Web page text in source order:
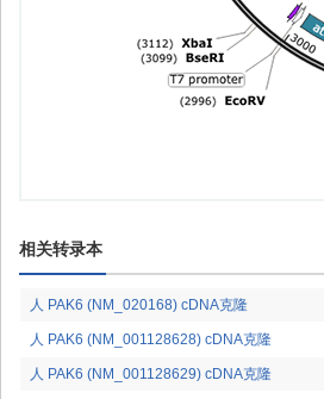
相关转录本
人 PAK6 (NM_020168) cDNA克隆
人 PAK6 (NM_001128628) cDNA克隆
人 PAK6 (NM_001128629) cDNA克隆